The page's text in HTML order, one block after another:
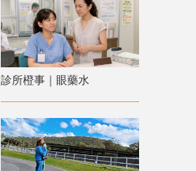
診所橙事｜眼藥水